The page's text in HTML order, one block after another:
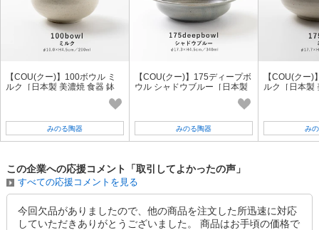
【COU(クー)】100ボウル ミ
ルク［日本製 美濃焼 食器 鉢
みのる陶器
【COU(クー)】175ディープボ
ウル シャドウブルー［日本製
美濃焼 食器 鉢 ］オリジナル
みのる陶器
【COU(クー
ルク［日本製
み
この企業への応援コメント「取引してよかったの声」
すべての応援コメントを見る
今回欠品がありましたので、他の商品を注文した所迅速に対応
していただきありがとうございました。 商品はお手頃の価格で